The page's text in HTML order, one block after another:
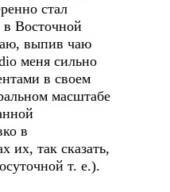
стал
Восточной
выпив чаю
меня сильно
в своем
масштабе
в
их, так сказать,
т. е.).